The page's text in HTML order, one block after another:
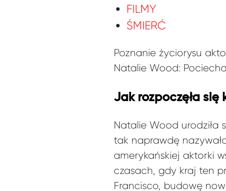
FILMY
ŚMIERĆ
Poznanie życiorysu
Natalie Wood:
Jak rozpoczęła
Natalie Wood urodziła
tak naprawdę
amerykańskiej aktorki
czasach, gdy kraj ten
Francisco, budowę